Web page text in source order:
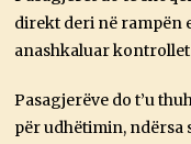
direkt deri në rampën
anashkaluar kontrollet
Pasagjerëve do t’u
për udhëtimin, ndërsa